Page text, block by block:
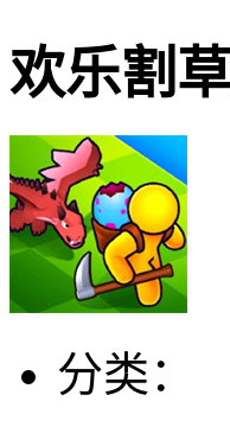
欢乐割
分类：